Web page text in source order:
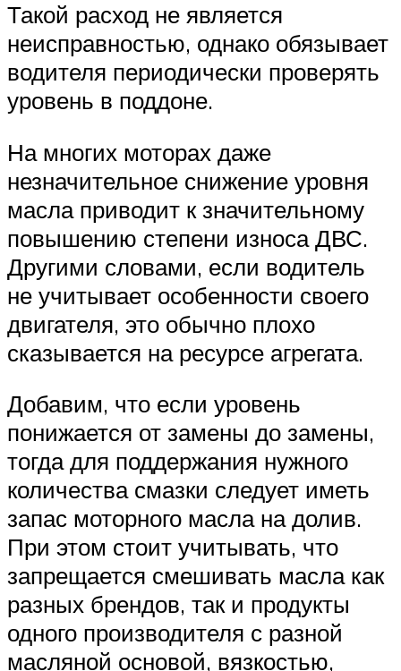
Такой расход не является
неисправностью, однако обязывает
водителя периодически проверять
уровень в поддоне.
На многих моторах даже
незначительное снижение уровня
масла приводит к значительному
повышению степени износа ДВС.
Другими словами, если водитель
не учитывает особенности своего
двигателя, это обычно плохо
сказывается на ресурсе агрегата.
Добавим, что если уровень
понижается от замены до замены,
тогда для поддержания нужного
количества смазки следует иметь
запас моторного масла на долив.
При этом стоит учитывать, что
запрещается смешивать масла как
разных брендов, так и продукты
одного производителя с разной
масляной основой, вязкостью,